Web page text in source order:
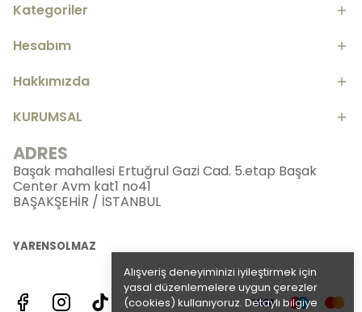
Alışveriş deneyiminizi iyileştirmek için
yasal düzenlemelere uygun çerezler
(cookies) kullanıyoruz. Detaylı bilgiye
Kategoriler
Hesabım
Hakkımızda
KURUMSAL
ADRES
Başak mahallesi Ertuğrul Gazi Cad. 5.etap Başak
Center Avm kat1 no41
BAŞAKŞEHİR / İSTANBUL
YARENSOLMAZ